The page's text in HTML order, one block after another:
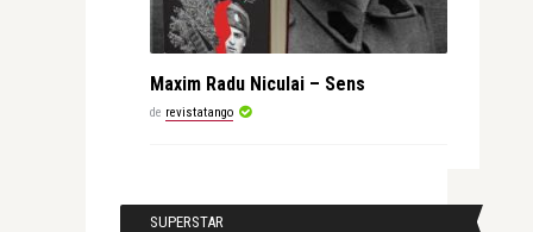
Maxim Radu Niculai – Sens
de revistatango
SUPERSTAR